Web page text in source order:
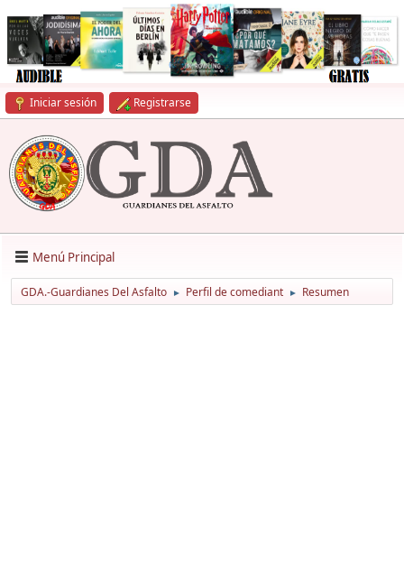
Iniciar sesión Registrarse
Menú Principal
GDA.-Guardianes Del Asfalto ► Perfil de comediant ► Resumen